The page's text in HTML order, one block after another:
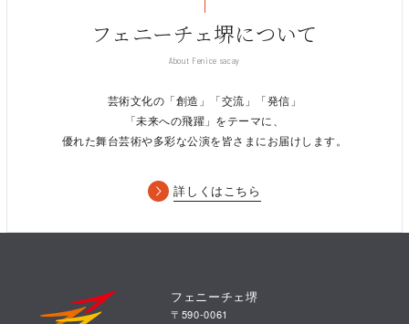
フェニーチェ堺について
About Fenice sacay
芸術文化の「創造」「交流」「発信」
「未来への飛躍」をテーマに、
優れた舞台芸術や多彩な公演を皆さまにお届けします。
詳しくはこちら
フェニーチェ堺
〒590-0061